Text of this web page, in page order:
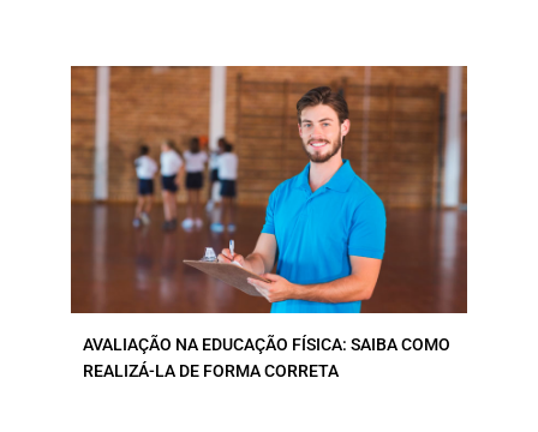
AVALIAÇÃO NA EDUCAÇÃO FÍSICA: SAIBA COMO
REALIZÁ-LA DE FORMA CORRETA